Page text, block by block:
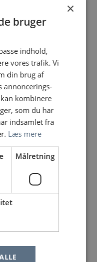
×
bruger
indhold,
vores trafik. Vi
din brug af
annoncerings-
kombinere
som du har
indsamlet fra
Læs mere
Målretning